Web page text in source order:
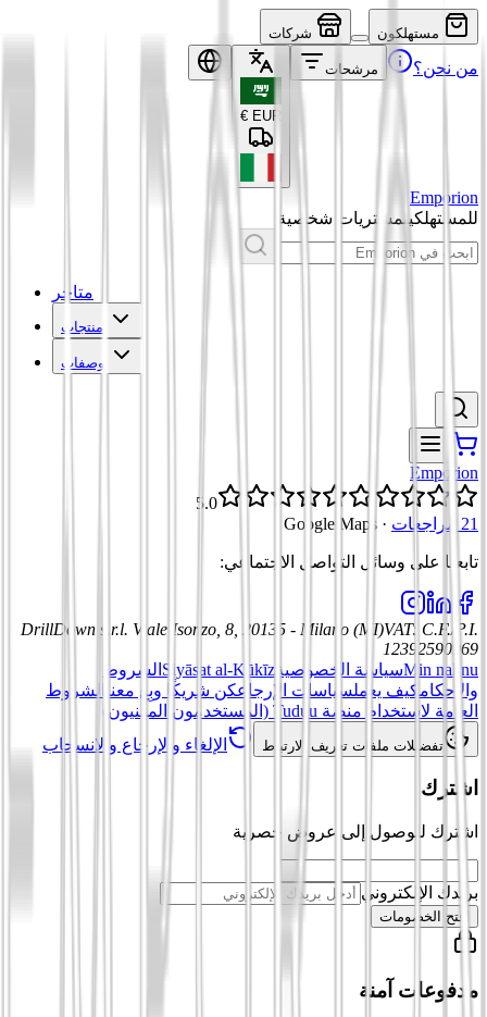
مستهلكون شركات
من نحن؟ مرشحات
EUR
€
Emporion
للمستهلكينمشتريات شخصية
متاجر
منتجات
وصفات
Emporion
5.0
21 مراجعات
·
Google Maps
تابعنا على وسائل التواصل الاجتماعي:
DrillDown s.r.l. Viale Isonzo, 8, 20135 - Milano (MI)VAT: C.F./P.I.
12392590969
Min nahnuسياسة الخصوصية Siyāsat al-Kūkīz الشروط
والأحكامكيف يعملسياسات الإرجاعكن شريكًا وبِع معنا
الشروط
العامة لاستخدام منصة Tuduu (المستخدمون المهنيون)
تفضيلات ملفات تعريف الارتباط الإلغاء والإرجاع والانسحاب
اشترك
اشترك للوصول إلى عروض حصرية
بريدك الإلكتروني
افتح الخصومات
مدفوعات آمنة